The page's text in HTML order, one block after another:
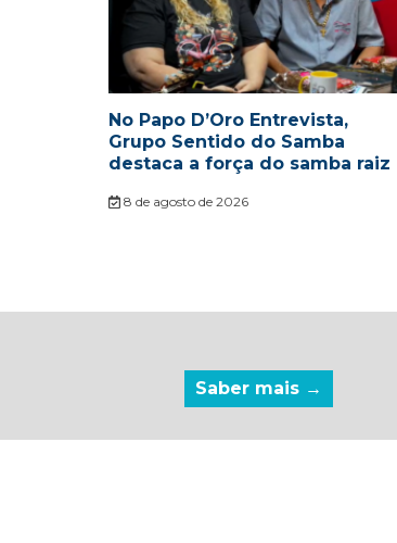
No Papo D’Oro Entrevista,
Grupo Sentido do Samba
destaca a força do samba raiz
8 de agosto de 2026
Saber mais →